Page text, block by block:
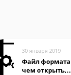
30 января 2019
Файл формата
чем открыть,